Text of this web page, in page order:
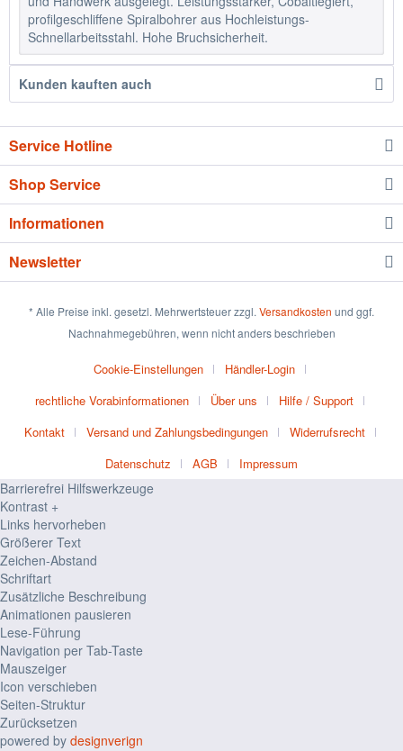
profilgeschliffene Spiralbohrer aus Hochleistungs-
Schnellarbeitsstahl. Hohe Bruchsicherheit.
Kunden kauften auch
Service Hotline
Shop Service
Informationen
Newsletter
* Alle Preise inkl. gesetzl. Mehrwertsteuer zzgl. Versandkosten und ggf.
Nachnahmegebühren, wenn nicht anders beschrieben
Cookie-Einstellungen
Händler-Login
rechtliche Vorabinformationen
Über uns
Hilfe / Support
Kontakt
Versand und Zahlungsbedingungen
Widerrufsrecht
Datenschutz
AGB Impressum
Barrierefrei Hilfswerkzeuge
Kontrast +
Links hervorheben
Größerer Text
Zeichen-Abstand
Schriftart
Zusätzliche Beschreibung
Animationen pausieren
Lese-Führung
Navigation per Tab-Taste
Mauszeiger
Icon verschieben
Seiten-Struktur
Zurücksetzen
powered by designverign